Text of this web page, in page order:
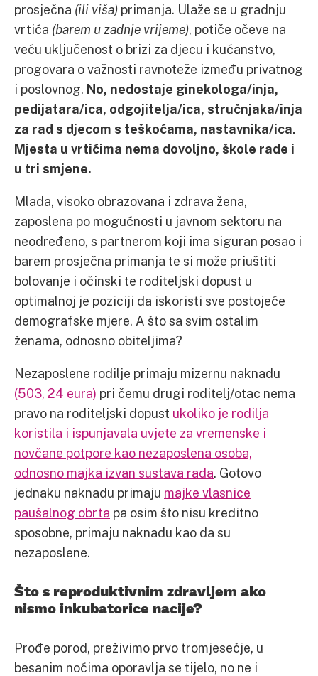
prosječna (ili viša) primanja. Ulaže se u gradnju
vrtića (barem u zadnje vrijeme), potiče očeve na
veću uključenost o brizi za djecu i kućanstvo,
progovara o važnosti ravnoteže između privatnog
i poslovnog. No, nedostaje ginekologa/inja,
pedijatara/ica, odgojitelja/ica, stručnjaka/inja
za rad s djecom s teškoćama, nastavnika/ica.
Mjesta u vrtićima nema dovoljno, škole rade i
u tri smjene.
Mlada, visoko obrazovana i zdrava žena,
zaposlena po mogućnosti u javnom sektoru na
neodređeno, s partnerom koji ima siguran posao i
barem prosječna primanja te si može priuštiti
bolovanje i očinski te roditeljski dopust u
optimalnoj je poziciji da iskoristi sve postojeće
demografske mjere. A što sa svim ostalim
ženama, odnosno obiteljima?
Nezaposlene rodilje primaju mizernu naknadu
(503, 24 eura) pri čemu drugi roditelj/otac nema
pravo na roditeljski dopust ukoliko je rodilja
koristila i ispunjavala uvjete za vremenske i
novčane potpore kao nezaposlena osoba,
odnosno majka izvan sustava rada. Gotovo
jednaku naknadu primaju majke vlasnice
paušalnog obrta pa osim što nisu kreditno
sposobne, primaju naknadu kao da su
nezaposlene.
Što s reproduktivnim zdravljem ako
nismo inkubatorice nacije?
Prođe porod, preživimo prvo tromjesečje, u
besanim noćima oporavlja se tijelo, no ne i